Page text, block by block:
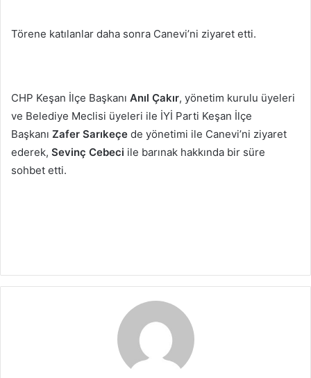
Törene katılanlar daha sonra Canevi’ni ziyaret etti.
CHP Keşan İlçe Başkanı Anıl Çakır, yönetim kurulu üyeleri
ve Belediye Meclisi üyeleri ile İYİ Parti Keşan İlçe
Başkanı Zafer Sarıkeçe de yönetimi ile Canevi’ni ziyaret
ederek, Sevinç Cebeci ile barınak hakkında bir süre
sohbet etti.